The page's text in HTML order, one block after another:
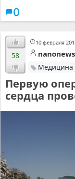
0
10 февраля
58 nanonews
Медицина
Первую
сердца